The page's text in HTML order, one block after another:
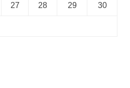
27 28 29 30